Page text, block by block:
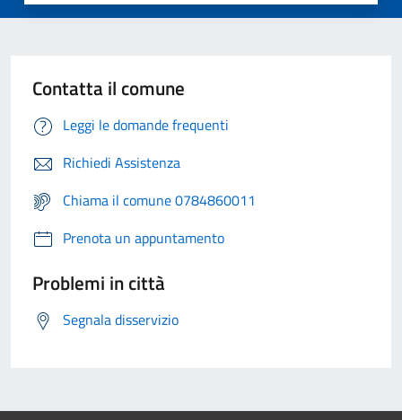
Contatta il comune
Leggi le domande frequenti
Richiedi Assistenza
Chiama il comune 0784860011
Prenota un appuntamento
Problemi in città
Segnala disservizio